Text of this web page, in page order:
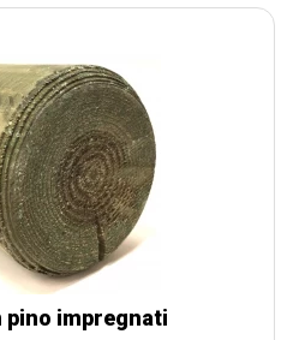
pino impregnati